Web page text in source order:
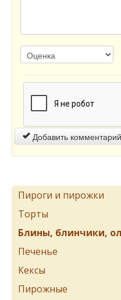
Добавить комментарий
Пироги и пирожки
Торты
Блины, блинчики,
Печенье
Кексы
Пирожные